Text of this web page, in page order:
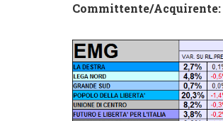
Committente/Acquirente: